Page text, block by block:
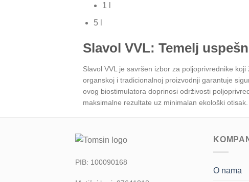
1 l
5 l
Slavol VVL: Temelj
Slavol VVL je savršen izbor za poljoprivrednike
organskoj i tradicionalnoj proizvodnji garantuje
ovog biostimulatora doprinosi održivosti
maksimalne rezultate uz minimalan ekološki otisak.
PIB: 100090168
O nama